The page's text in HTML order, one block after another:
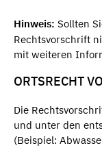
Hinweis: Sollten
Rechtsvorschrift
mit weiteren
ORTSRECHT
Die
und unter den
(Beispiel: